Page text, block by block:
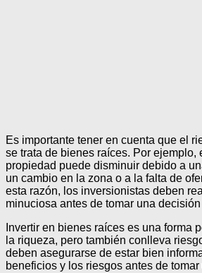
Es importante tener en cuenta que el
se trata de bienes raíces. Por ejemplo,
propiedad puede disminuir debido a
un cambio en la zona o a la falta de
esta razón, los inversionistas deben
minuciosa antes de tomar una
Invertir en bienes raíces es una forma
la riqueza, pero también conlleva
deben asegurarse de estar bien
beneficios y los riesgos antes de